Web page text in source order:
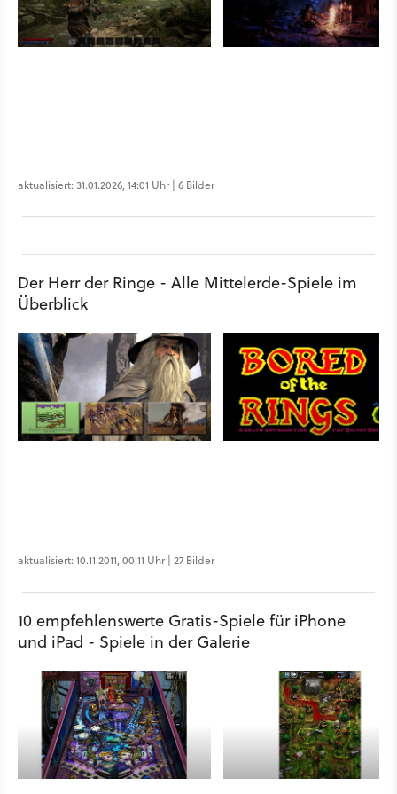
aktualisiert: 31.01.2026, 14:01 Uhr | 6 Bilder
Der Herr der Ringe - Alle Mittelerde-Spiele im
Überblick
aktualisiert: 10.11.2011, 00:11 Uhr | 27 Bilder
10 empfehlenswerte Gratis-Spiele für iPhone
und iPad - Spiele in der Galerie